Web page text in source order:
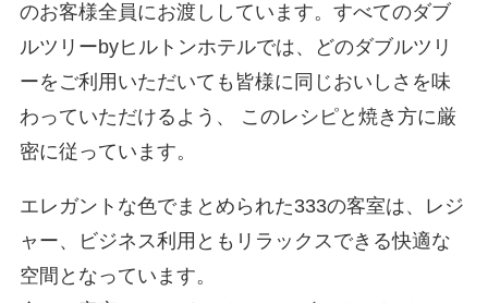
のお客様全員にお渡ししています。すべてのダブ
ルツリーbyヒルトンホテルでは、どのダブルツリ
ーをご利用いただいても皆様に同じおいしさを味
わっていただけるよう、 このレシピと焼き方に厳
密に従っています。
エレガントな色でまとめられた333の客室は、レジ
ャー、ビジネス利用ともリラックスできる快適な
空間となっています。